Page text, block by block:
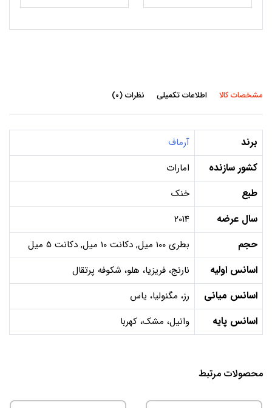
مشخصات کالا اطلاعات تکمیلی نظرات (0)
برند آرماف
کشور سازنده امارات
طبع خنک
سال عرضه 2014
حجم بطری 100 میل, دکانت 10 میل, دکانت 5 میل
اسانس اولیه نارنج، فریزیا، هلو، شکوفه پرتقال
اسانس میانی رز، مگنولیا، یاس
اسانس پایه وانیل، مشک، کهربا
محصولات مرتبط